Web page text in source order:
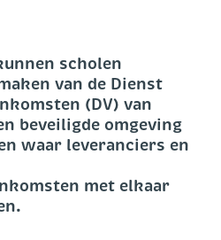
scholen
van de Dienst
(DV) van
beveiligde omgeving
waar leveranciers en
met elkaar